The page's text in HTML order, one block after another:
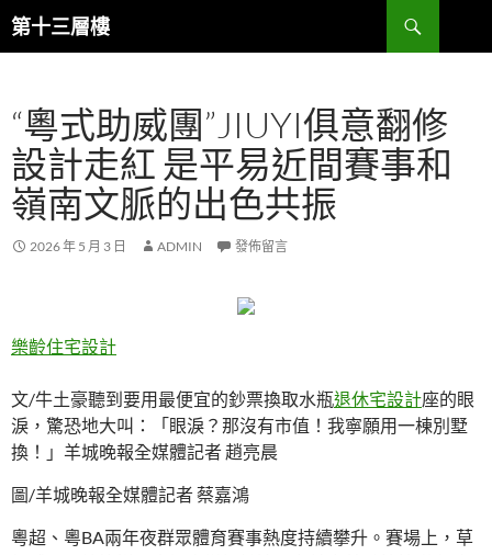
跳
至
內
第十三層樓
搜
尋
“粵式助威團”JIUYI俱意翻修
設計走紅 是平易近間賽事和
嶺南文脈的出色共振
2026 年 5 月 3 日 ADMIN 發佈留言
樂齡住宅設計
文/牛土豪聽到要用最便宜的鈔票換取水瓶退休宅設計座的眼
淚，驚恐地大叫：「眼淚？那沒有市值！我寧願用一棟別墅
換！」羊城晚報全媒體記者 趙亮晨
圖/羊城晚報全媒體記者 蔡嘉鴻
粵超、粵BA兩年夜群眾體育賽事熱度持續攀升。賽場上，草